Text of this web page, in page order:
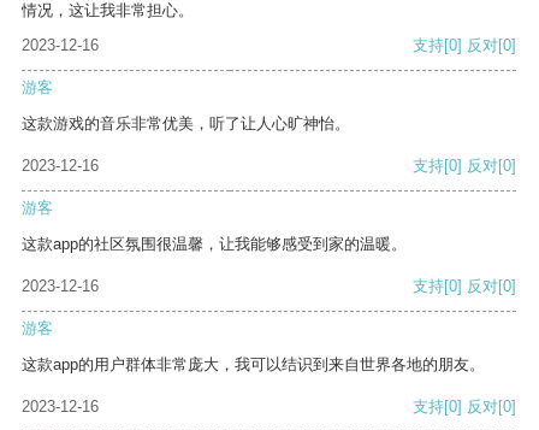
情况，这让我非常担心。
2023-12-16
支持[0] 反对[0]
游客
这款游戏的音乐非常优美，听了让人心旷神怡。
2023-12-16 支持[0] 反对[0]
游客
这款app的社区氛围很温馨，让我能够感受到家的温暖。
2023-12-16 支持[0] 反对[0]
游客
这款app的用户群体非常庞大，我可以结识到来自世界各地的朋友。
2023-12-16 支持[0] 反对[0]